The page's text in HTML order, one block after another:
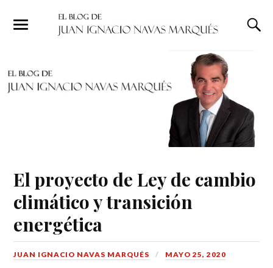
El proyecto de Ley de cambio
climático y transición
energética
JUAN IGNACIO NAVAS MARQUÉS MAYO 25, 2020